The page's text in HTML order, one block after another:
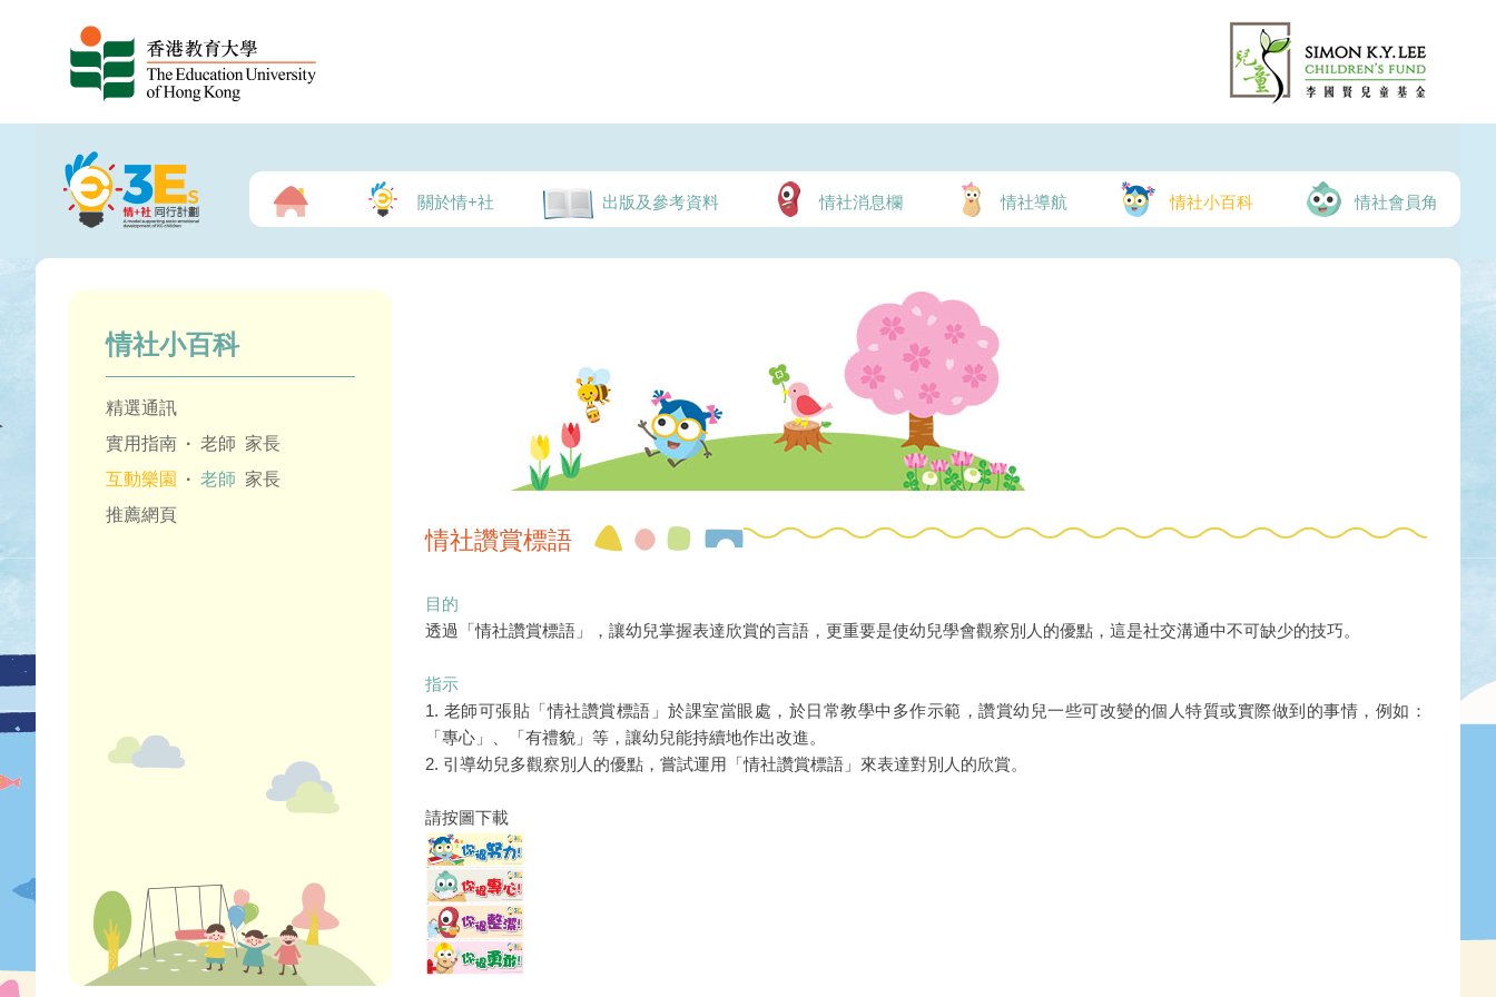
關於情+社 出版及參考資料 情社消息欄 情社導航 情社小百科 情社會員角
情社小百科
精選通訊
實用指南 · 老師 家長
互動樂園
· 老師 家長
推薦網頁
情社讚賞標語
目的
透過「情社讚賞標語」，讓幼兒掌握表達欣賞的言語，更重要是使幼兒學會觀察別人的優點，這是社交溝通中不可缺少的技巧。
指示
1. 老師可張貼「情社讚賞標語」於課室當眼處，於日常教學中多作示範，讚賞幼兒一些可改變的個人特質或實際做到的事情，例如：
「專心」、「有禮貌」等，讓幼兒能持續地作出改進。
2. 引導幼兒多觀察別人的優點，嘗試運用「情社讚賞標語」來表達對別人的欣賞。
請按圖下載